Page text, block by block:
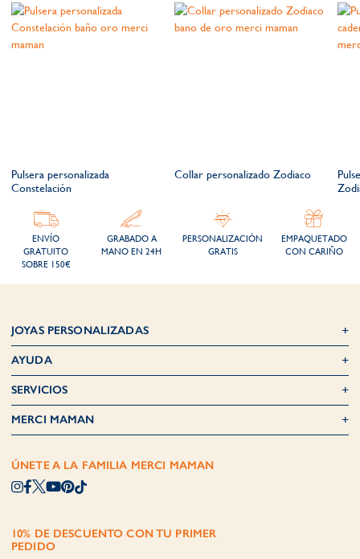
Pulsera personalizada
Constelación
Collar personalizado Zodiaco
ENVÍO
GRATUITO
SOBRE 150€
GRABADO A
MANO EN 24H
PERSONALIZACIÓN
GRATIS
EMPAQUETADO
CON CARIÑO
JOYAS PERSONALIZADAS
AYUDA
SERVICIOS
MERCI MAMAN
ÚNETE A LA FAMILIA MERCI MAMAN
10% DE DESCUENTO CON TU PRIMER
PEDIDO